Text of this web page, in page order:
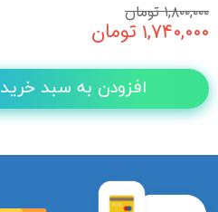
۱,۸۰۰,۰۰۰ تومان
۱,۷۴۰,۰۰۰ تومان
افزودن به سبد خرید